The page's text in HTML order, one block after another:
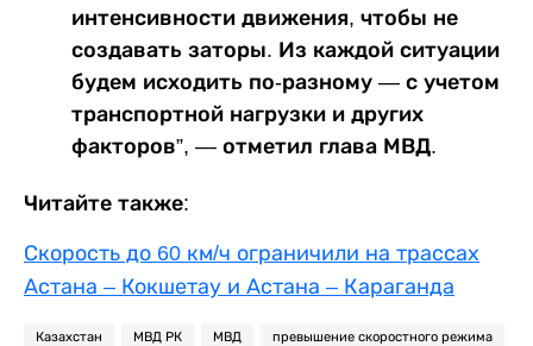
интенсивности движения, чтобы не
создавать заторы. Из каждой ситуации
будем исходить по-разному — с учетом
транспортной нагрузки и других
факторов”, — отметил глава МВД.
Читайте также:
Скорость до 60 км/ч ограничили на трассах
Астана – Кокшетау и Астана – Караганда
Казахстан МВД РК МВД превышение скоростного режима